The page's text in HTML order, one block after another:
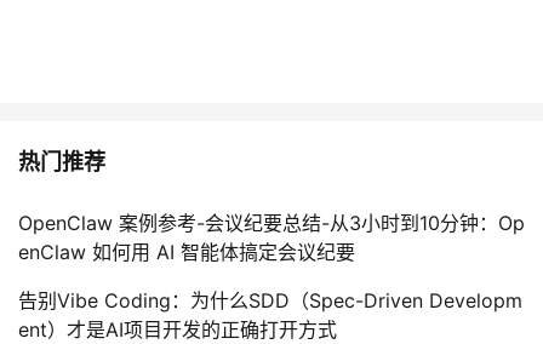
热门推荐
OpenClaw 案例参考-会议纪要总结-从3小时到10分钟：Op
enClaw 如何用 AI 智能体搞定会议纪要
告别Vibe Coding：为什么SDD（Spec-Driven Developm
ent）才是AI项目开发的正确打开方式